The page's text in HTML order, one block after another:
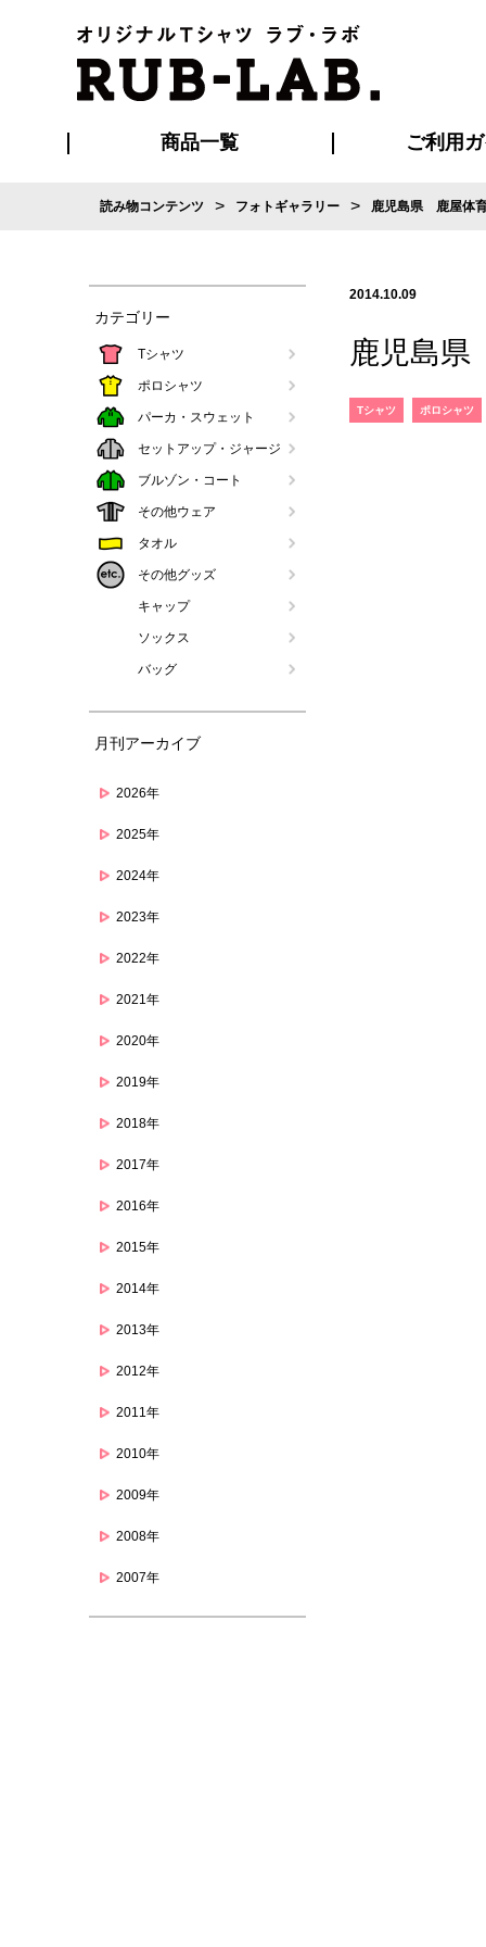
商品一覧 ご利用
ご利用ガ
はじめて
再注文の
お支払い方法
割引まとめ
発送・特急サー
版の保管期限
よくある
読み物コンテンツ > フォトギャラリー > 鹿児島県 鹿屋体
カテゴリー
Tシャツ
ポロシャツ
パーカ・スウェット
セットアップ・ジャージ
ブルゾン・コート
その他ウェア
タオル
その他グッズ
キャップ
ソックス
バッグ
月刊アーカイブ
2026年
2025年
2024年
2023年
2022年
2021年
2020年
2019年
2018年
2017年
2016年
2015年
2014年
2013年
2012年
2011年
2010年
2009年
2008年
2007年
2014.10.09
鹿児島
Tシャツ ポロシャツ